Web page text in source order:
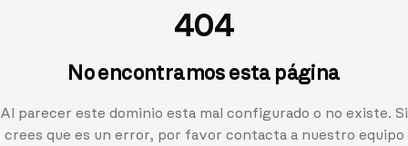
404
No encontramos esta página
Al parecer este dominio esta mal configurado o no existe. Si
crees que es un error, por favor contacta a nuestro equipo